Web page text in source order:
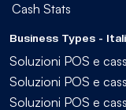
Cash Stats
Business Types -
Soluzioni POS e
Soluzioni POS e
Soluzioni POS e